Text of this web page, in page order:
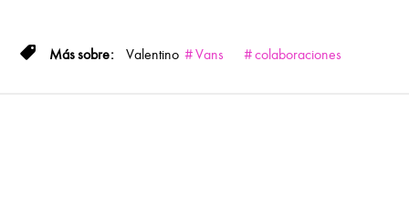
Valentino Vans colaboraciones